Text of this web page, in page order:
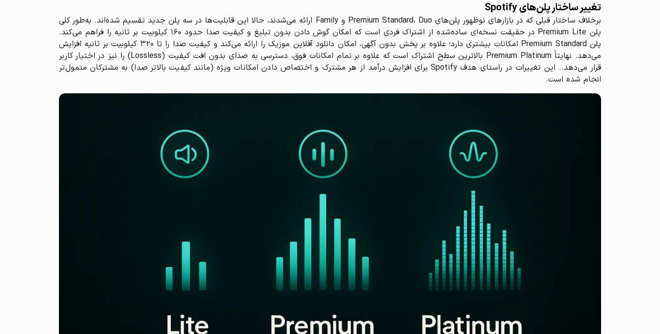
تغییر ساختار پلن‌های Spotify
برخلاف ساختار قبلی که در بازارهای نوظهور پلن‌های Premium Standard، Duo و Family ارائه می‌شدند، حالا این قابلیت‌ها در سه پلن جدید تقسیم شده‌اند. به‌طور کلی
پلن Premium Lite در حقیقت نسخه‌ای ساده‌شده از اشتراک فردی است که امکان گوش دادن بدون تبلیغ و کیفیت صدا حدود ۱۶۰ کیلوبیت بر ثانیه را فراهم می‌کند.
پلن Premium Standard امکانات بیشتری دارد؛ علاوه بر پخش بدون آگهی، امکان دانلود آفلاین موزیک را ارائه می‌کند و کیفیت صدا را تا ۳۲۰ کیلوبیت بر ثانیه افزایش
می‌دهد. نهایتاً Premium Platinum بالاترین سطح اشتراک است که علاوه بر تمام امکانات فوق، دسترسی به صدای بدون افت کیفیت (Lossless) را نیز در اختیار کاربر
قرار می‌دهد.. این تغییرات در راستای هدف Spotify برای افزایش درآمد از هر مشترک و اختصاص دادن امکانات ویژه (مانند کیفیت بالاتر صدا) به مشترکان متمول‌تر
انجام شده است.